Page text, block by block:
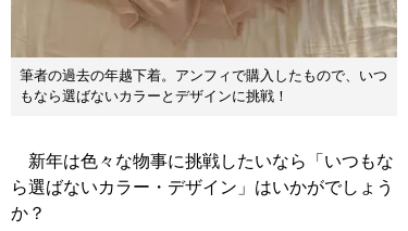
筆者の過去の年越下着。アンフィで購入したもので、いつ
もなら選ばないカラーとデザインに挑戦！
新年は色々な物事に挑戦したいなら「いつもな
ら選ばないカラー・デザイン」はいかがでしょう
か？